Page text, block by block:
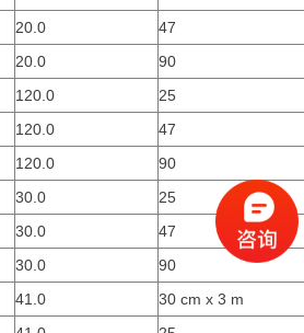
20.0
47
20.0
90
120.0
25
120.0
47
120.0
90
30.0
25
30.0
47
30.0
90
41.0
30 cm x 3 m